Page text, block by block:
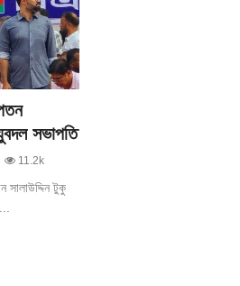
সভাপতি
11.2k
সালাউদ্দিন টুকু